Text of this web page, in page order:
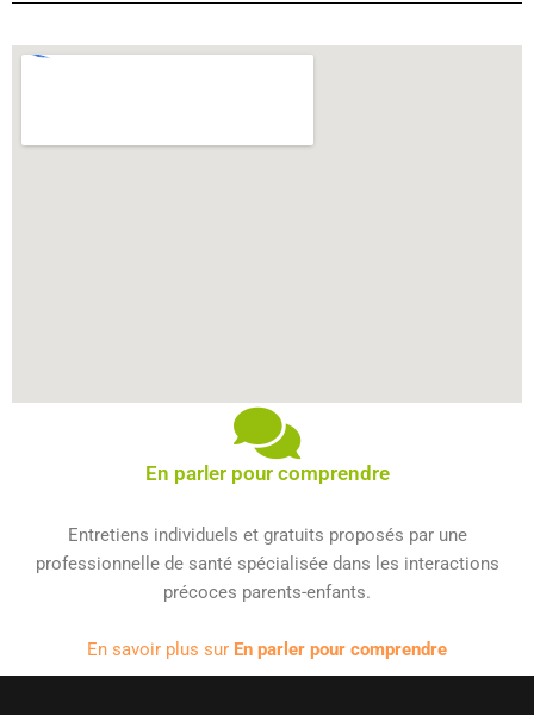
En parler pour comprendre
Entretiens individuels et gratuits proposés par une
professionnelle de santé spécialisée dans les interactions
précoces parents-enfants.
En savoir plus sur En parler pour comprendre